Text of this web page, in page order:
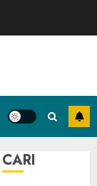
CARI